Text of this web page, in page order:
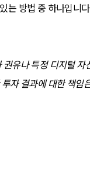
는 방법 중 하나입니
유나 특정 디지털 자
자 결과에 대한 책임